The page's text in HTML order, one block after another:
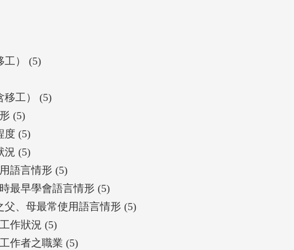
工） (5)
移工） (5)
(5)
度 (5)
況 (5)
語言情形 (5)
最早學會語言情形 (5)
父、母最常使用語言情形 (5)
作狀況 (5)
作者之職業 (5)